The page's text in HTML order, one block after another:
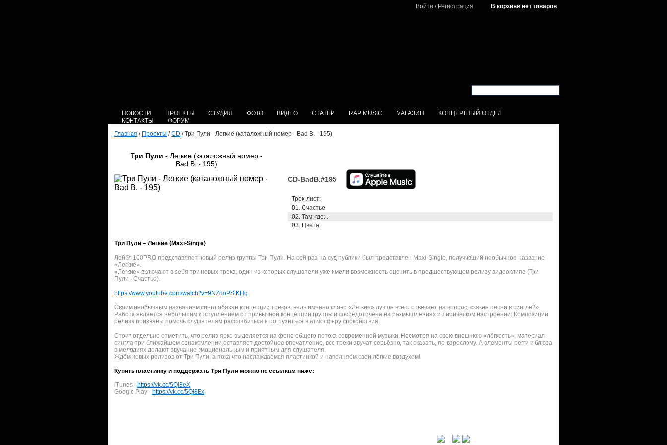
Войти / Регистрация В корзине нет товаров
НОВОСТИ ПРОЕКТЫ СТУДИЯ ФОТО ВИДЕО СТАТЬИ RAP MUSIC МАГАЗИН
КОНЦЕРТНЫЙ ОТДЕЛ
КОНТАКТЫ
ФОРУМ
Главная / Проекты /CD / Три Пули - Легкие (каталожный номер - Bad B. - 195)
Три Пули - Легкие (каталожный номер -
Bad B. - 195)
CD-BadB.#195
Трек-лист:
01. Счастье
02. Там, где...
03. Цвета
Три Пули – Легкие (Maxi-Single)
Лейбл 100PRO представляет новый релиз группы Три Пули. На сей раз на суд публики был представлен Maxi-Single, получивший необычное название
«Легкие».
«Легкие» включают в себя три новых трека, один из которых слушатели уже имели возможность оценить в предшествующем релизу видеоклипе (Три
Пули - Счастье).
https://www.youtube.com/watch?v=9NZdoPStKHg
Своим необычным названием сингл обязан концепции треков, ведь именно слово «Легкие» лучше всего отвечает на вопрос: «какие песни в сингле?».
Работа является небольшим отступлением от привычной концепции группы и сосредоточена на размышлениях и лирическом настроении. Композиции
релиза призваны помочь слушателям расслабиться и погрузиться в атмосферу спокойствия.
Стоит отдельно отметить, что релиз ярко выделяется на фоне общего потока современной музыки. Несмотря на свою внешнюю «лёгкость», материал
сингла при ближайшем ознакомлении оставляет достойное впечатление, все треки звучат серьёзно, так сказать, по-взрослому. А элементы регги и блюза
в мелодиях делают звучание эмоциональным и приятным для слушателя.
Ждём новых релизов от Три Пули, а пока что наслаждаемся пластинкой и наполняем свои лёгкие воздухом!
Купить пластинку и поддержать Три Пули можно по ссылкам ниже:
iTunes - https://vk.cc/5Qi8eX
Google Play - https://vk.cc/5Qi8Ex